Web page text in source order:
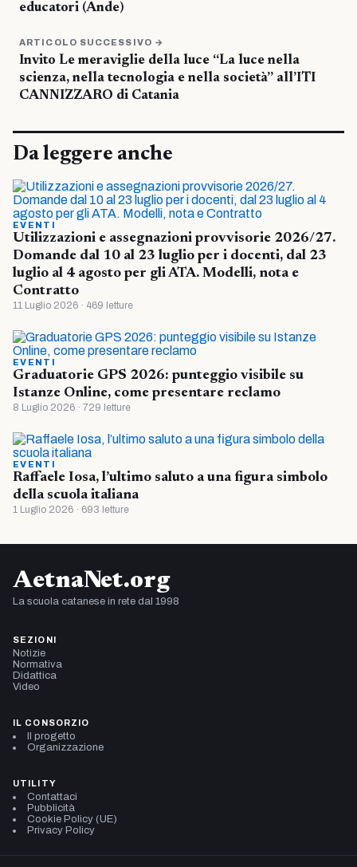
educatori (Ande)
ARTICOLO SUCCESSIVO →
Invito Le meraviglie della luce “La luce nella
scienza, nella tecnologia e nella società” all’ITI
CANNIZZARO di Catania
Da leggere anche
EVENTI
Utilizzazioni e assegnazioni provvisorie 2026/27.
Domande dal 10 al 23 luglio per i docenti, dal 23
luglio al 4 agosto per gli ATA. Modelli, nota e
Contratto
11 Luglio 2026 · 469 letture
EVENTI
Graduatorie GPS 2026: punteggio visibile su
Istanze Online, come presentare reclamo
8 Luglio 2026 · 729 letture
EVENTI
Raffaele Iosa, l’ultimo saluto a una figura simbolo
della scuola italiana
1 Luglio 2026 · 693 letture
AetnaNet.org
La scuola catanese in rete dal 1998
SEZIONI
Notizie
Normativa
Didattica
Video
IL CONSORZIO
Il progetto
Organizzazione
UTILITY
Contattaci
Pubblicità
Cookie Policy (UE)
Privacy Policy